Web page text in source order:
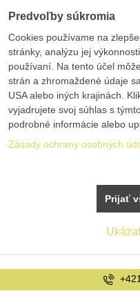
Predvoľby súkromia
Cookies používame na
stránky, analýzu jej
používaní. Na tento účel
strán a zhromaždené údaje
USA alebo iných krajinách.
vyjadrujete svoj súhlas s
podrobné informácie alebo
Zásady ochrany osobných
Prijať